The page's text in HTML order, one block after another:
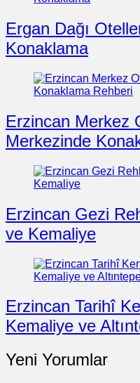
Ergan Dağı
Konaklama
Erzincan Merkez
Merkezinde
Erzincan Gezi
ve Kemaliye
Erzincan Tarihî
Kemaliye ve
Yeni Yorumlar